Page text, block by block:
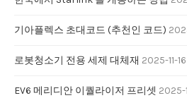
기아플렉스 초대코드 (추천인 코드)
로봇청소기 전용 세제 대체재 2025-11-16
EV6 메리디안 이퀄라이저 프리셋 2025-